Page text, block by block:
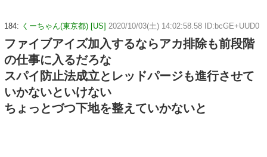
184: くーちゃん(東京都) [US] 2020/10/03(土) 14:02:58.58 ID:bcGE+UUD0
ファイブアイズ加入するならアカ排除も前段階
の仕事に入るだろな
スパイ防止法成立とレッドパージも進行させて
いかないといけない
ちょっとづつ下地を整えていかないと